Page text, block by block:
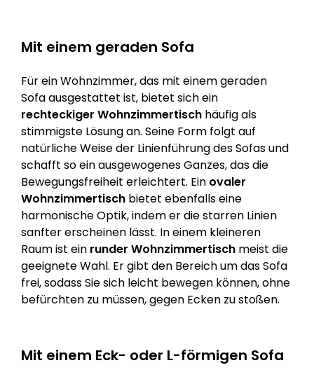
Mit einem geraden Sofa
Für ein Wohnzimmer, das mit einem geraden
Sofa ausgestattet ist, bietet sich ein
rechteckiger Wohnzimmertisch häufig als
stimmigste Lösung an. Seine Form folgt auf
natürliche Weise der Linienführung des Sofas und
schafft so ein ausgewogenes Ganzes, das die
Bewegungsfreiheit erleichtert. Ein ovaler
Wohnzimmertisch bietet ebenfalls eine
harmonische Optik, indem er die starren Linien
sanfter erscheinen lässt. In einem kleineren
Raum ist ein runder Wohnzimmertisch meist die
geeignete Wahl. Er gibt den Bereich um das Sofa
frei, sodass Sie sich leicht bewegen können, ohne
befürchten zu müssen, gegen Ecken zu stoßen.
Mit einem Eck- oder L-förmigen Sofa